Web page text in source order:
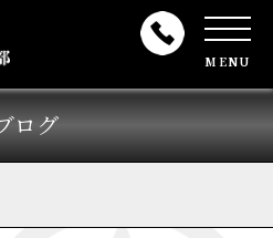
MENU
ログ